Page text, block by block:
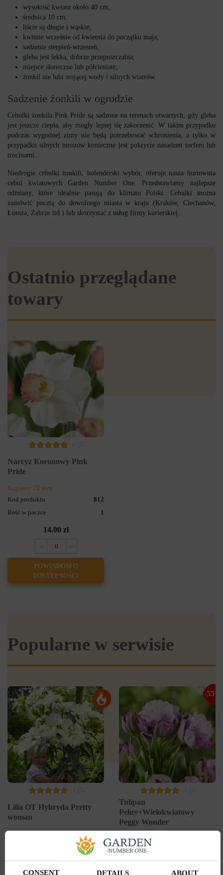
wysokość kwiatu około 40 cm;
średnica 10 cm;
liście są długie i wąskie;
kwitnie wcześnie od kwietnia do początku maja;
sadzenie sierpień-wrzesień;
gleba jest lekka, dobrze przepuszczalna;
miejsce słoneczne lub półcieniste;
żonkil nie lubi stojącej wody i silnych wiatrów.
Sadzenie żonkili w ogrodzie
Cebulki żonkila Pink Pride są sadzone na terenach otwartych, gdy gleba
jest jeszcze ciepła, aby mogły lepiej się zakorzenić. W takim przypadku
podczas wygodnej zimy nie będą potrzebować schronienia, a tylko w
przypadku silnych mrozów konieczne jest pokrycie nasadzeń torfem lub
trocinami.
Niedrogie cebulki żonkili, holenderski wybór, oferuje nasza hurtownia
cebul kwiatowych Garden Number One. Przedstawiamy najlepsze
odmiany, które idealnie pasują do klimatu Polski. Cebulki można
zamówić pocztą do dowolnego miasta w kraju (Kraków, Ciechanów,
Łomża, Zabrze itd.) lub skorzystać z usług firmy kurierskiej.
Ostatnio przeglądane
towary
Narcyz Koronowy Pink
Pride
Kupiony 72 razy
Kod produktu
812
Ilość w paczce
1
14.00 zł
POWIADOM O
DOSTĘPNOŚCI
Popularne w serwisie
Lilia OT Hybryda Pretty
woman
1308
-55%
Tulipan
Pełny+Wielokwiatowy
Peggy Wonder
Kupiony 217 razy
Kod produktu
CONSENT DETAILS ABOUT